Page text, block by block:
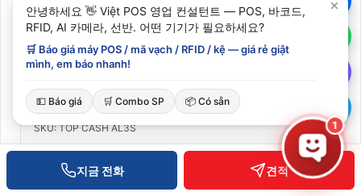
지금 전화 견적
바코드 스캐너 Top Cash-AL3S
SKU: TOP CASH AL3S
견적 문의
XEM CHI TIẾT
1
안녕하세요 👋 Việt POS 영업 컨설턴트 — POS, 바코드,
RFID, AI 카메라, 선반. 어떤 기기가 필요하세요?
🛒 Báo giá máy POS / mã vạch / RFID / kệ — giá rẻ giật
mình, em báo nhanh!
💵 Báo giá 🛒 Combo SP 📦 Có sẵn